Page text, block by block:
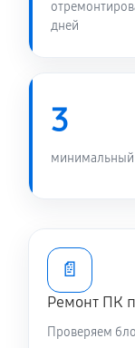
дней
3
минимальный
📄
Ремонт ПК
Проверяем